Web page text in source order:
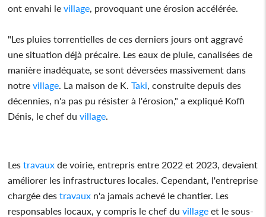
ont envahi levillage, provoquant une érosion accélérée.
"Les pluies torrentielles de ces derniers jours ont aggravé
une situation déjà précaire. Les eaux de pluie, canalisées de
manière inadéquate, se sont déversées massivement dans
notrevillage. La maison de K.Taki, construite depuis des
décennies, n'a pas pu résister à l'érosion," a expliqué Koffi
Dénis, le chef duvillage.
Lestravaux de voirie, entrepris entre 2022 et 2023, devaient
améliorer les infrastructures locales. Cependant, l'entreprise
chargée destravaux n'a jamais achevé le chantier. Les
responsables locaux, y compris le chef duvillage et le sous-